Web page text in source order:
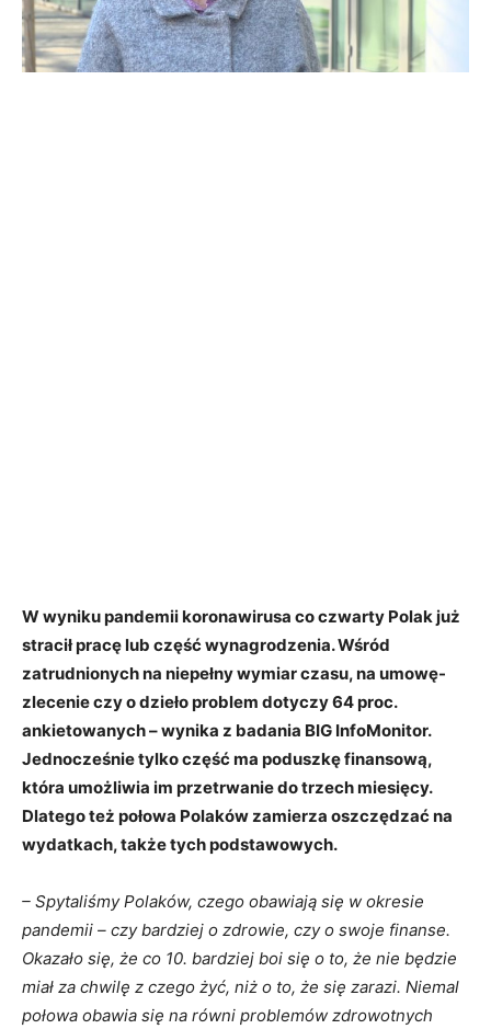
W wyniku pandemii koronawirusa co czwarty Polak już
stracił pracę lub część wynagrodzenia. Wśród
zatrudnionych na niepełny wymiar czasu, na umowę-
zlecenie czy o dzieło problem dotyczy 64 proc.
ankietowanych – wynika z badania BIG InfoMonitor.
Jednocześnie tylko część ma poduszkę finansową,
która umożliwia im przetrwanie do trzech miesięcy.
Dlatego też połowa Polaków zamierza oszczędzać na
wydatkach, także tych podstawowych.
– Spytaliśmy Polaków, czego obawiają się w okresie
pandemii – czy bardziej o zdrowie, czy o swoje finanse.
Okazało się, że co 10. bardziej boi się o to, że nie będzie
miał za chwilę z czego żyć, niż o to, że się zarazi. Niemal
połowa obawia się na równi problemów zdrowotnych